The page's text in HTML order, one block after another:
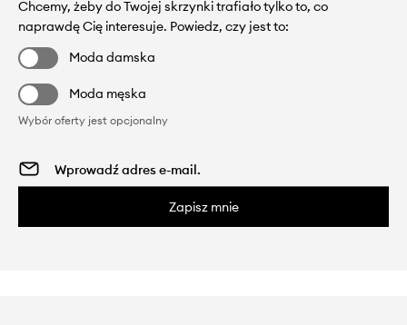
Chcemy, żeby do Twojej skrzynki trafiało tylko to, co
naprawdę Cię interesuje. Powiedz, czy jest to:
Moda damska
Moda męska
Wybór oferty jest opcjonalny
Zapisz mnie